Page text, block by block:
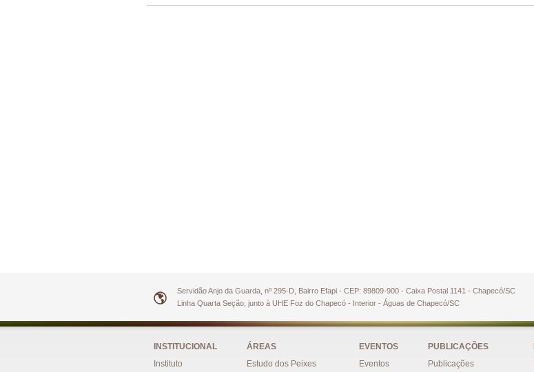
Servidão Anjo da Guarda, nº 295-D, Bairro Efapi - CEP: 89809-900 - Caixa Postal 1141 - Chapecó/SC
Linha Quarta Seção, junto à UHE Foz do Chapecó - Interior - Águas de Chapecó/SC
INSTITUCIONAL
Instituto
ÁREAS
Estudo dos Peixes
EVENTOS
Eventos
PUBLICAÇÕES
Publicações